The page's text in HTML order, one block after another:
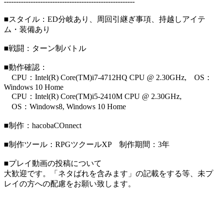
■スタイル：ED分岐あり、周回引継ぎ事項、持越しアイテ
ム・装備あり
■戦闘：ターン制バトル
■動作確認：
CPU：Intel(R) Core(TM)i7-4712HQ CPU @ 2.30GHz, OS：
Windows 10 Home
CPU：Intel(R) Core(TM)i5-2410M CPU @ 2.30GHz,
OS：Windows8, Windows 10 Home
■制作：hacobaCOnnect
■制作ツール：RPGツクールXP 制作期間：3年
■プレイ動画の投稿について
大歓迎です。「ネタばれを含みます」の記載をする等、未プ
レイの方への配慮をお願い致します。